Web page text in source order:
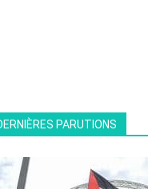
PARUTIONS